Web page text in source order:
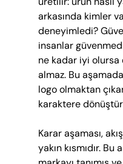
arkasında kimler
deneyimledi?
insanlar
ne kadar iyi olursa
almaz. Bu
logo olmaktan
karaktere
Karar aşaması,
yakın kısmıdır.